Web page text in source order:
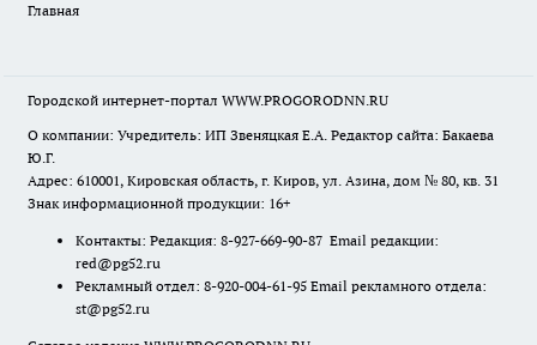
Главная
Городской интернет-портал WWW.PROGORODNN.RU
О компании: Учредитель: ИП Звеняцкая Е.А. Редактор сайта: Бакаева
Ю.Г.
Адрес: 610001, Кировская область, г. Киров, ул. Азина, дом № 80, кв. 31
Знак информационной продукции: 16+
Контакты: Редакция: 8-927-669-90-87 Email редакции:
red@pg52.ru
Рекламный отдел: 8-920-004-61-95 Email рекламного отдела:
st@pg52.ru